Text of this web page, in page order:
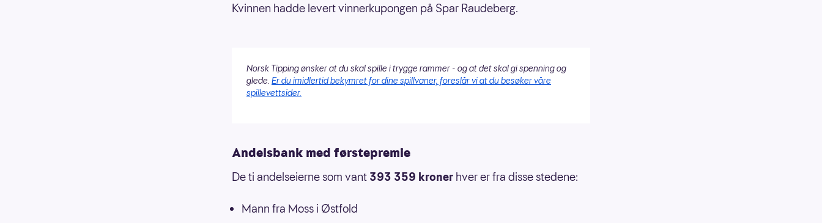
Kvinnen hadde levert vinnerkupongen på Spar Raudeberg.
Norsk Tipping ønsker at du skal spille i trygge rammer - og at det skal gi spenning og
glede. Er du imidlertid bekymret for dine spillvaner, foreslår vi at du besøker våre
spillevettsider.
Andelsbank med førstepremie
De ti andelseierne som vant 393 359 kroner hver er fra disse stedene:
Mann fra Moss i Østfold